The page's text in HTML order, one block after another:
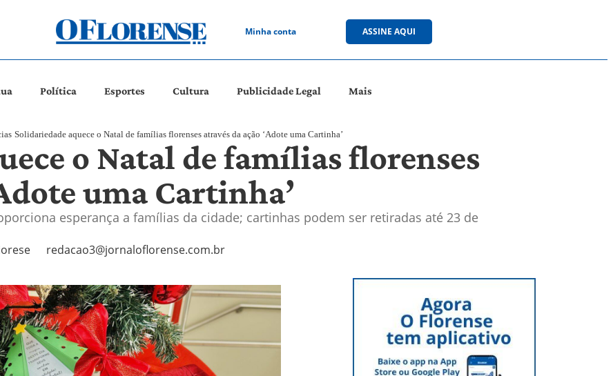
Minha conta ASSINE AQUI
Política Esportes Cultura Publicidade Legal Mais
Solidariedade aquece o Natal de famílias florenses através da ação ‘Adote uma Cartinha’
o Natal de famílias florenses
uma Cartinha’
esperança a famílias da cidade; cartinhas podem ser retiradas até 23 de
redacao3@jornaloflorense.com.br